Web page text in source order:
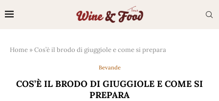
Home »Cos’è il brodo di giuggiole e come si prepara
Bevande
COS’È IL BRODO DI GIUGGIOLE E COME SI
PREPARA